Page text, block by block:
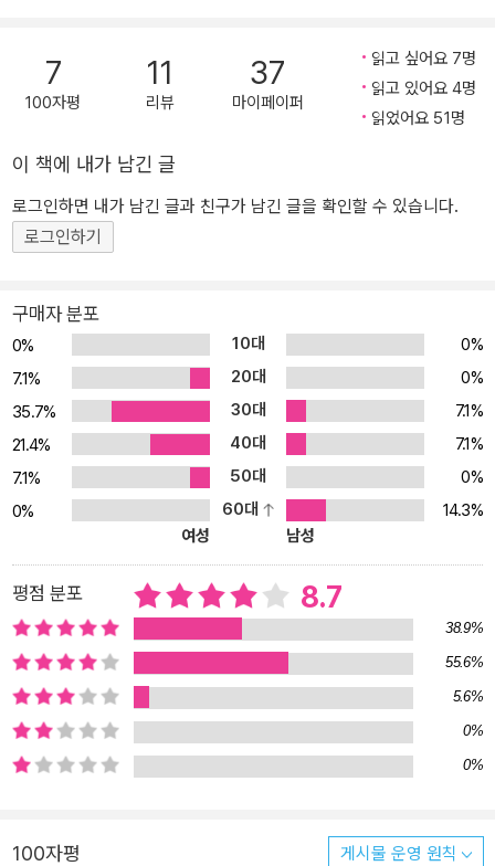
작되었고, 텔레비전 시리즈로도 끊임없이 제작되는 등 심농은 프랑스
는 물론이고 전 세계적으로 가장 사랑받는 작가로 우뚝 섰다. 대중적
인기를 얻었을 뿐만 아니라, 지드, 카뮈, 포크너, 헤밍웨이, 마르케스,
해밋 등 세계의 대작가들이 극찬한 작가이기도 하다. 평생 4백 편이
로잔에서 영면했다.
카뮈나 존 반빌과 같이 그의 직접적 영향을 고백한 작가는 물론이고
지드, 헤밍웨이, 엘리엇 같은 거장들, 마르케스, 세풀베다, 르카레 등
과 같이 현재 세계 문학계의 거목으로 꼽히는 작가들까지 수많은 이
들이 심농의 작품에 찬사를 보냈으며, 이는 그의 작품이 후대에 얼마
고 누군가는 발자크와 도스토옙스키, 디킨스를, 누군가는 에드거 앨
런 포의 면모를 본다. 장르 문학에 대한 평가에 인색한 프랑스 문학계
히 범죄와 그 해결만을 다루는 것이 아니라 범죄 아래에 깔려 있는 이
야기, 인간의 삶을 다루고 있기 때문이다. 범죄의 심리를 파고드는 극
도로 섬세한 심리 묘사와 사건이 벌어지는 배경의 농밀한 분위기 서
술, 짧고 단순하면서도 긴장감이 담긴 팽팽한 문체는 <인간의 삶>이
지닌 비극성을 그려 내는 가장 강력한 도구이다. 활발한 재평가 움직
임과 함께 새로운 시리즈로 재출간, 300편 이상의 영화로 끊임없이
재창조 그러한 심농의 작품 가운데 가장 큰 부분을 차지하는 것은 말
할 것도 없이 매그레 시리즈이다. 장편 75편, 단편 28편으로 총 100
편이 넘는 이 시리즈는 15편 이상의 극장 영화와 300편 이상의 TV
영화로 만들어졌으며, 그중 TV 영화는 1960년대부터 2000년대에
이르기까지 수없이 재창조되고 있다. 단 한 인물을 주인공으로 삼아 1
00편의 작품을 쓴다는 것도 유례를 찾아보기 힘든 일이지만, 그보다
더 어려운 것은 그 작품들이 큰 편차 없이 두루 인기를 얻는 일일 것이
다. 시대가 흘러감에 따라 매번 새로운 TV 영화로 제작된다는 것 역
시 그만큼 일정 부분 시청률이 확보되기에 가능하다. 그렇다면 과연
무엇이 사람들로 하여금 매그레를 읽고 또 읽게 하고, 그도 모자라 극
장과 텔레비전 화면에서도 보고 또 보게 하는 것일까? 그것은 바로 추
이 관심을 가진 것은 언제나 세상의 끝, 갈 데까지 가고 만 사람들, 궁
7
100자평
11
리뷰
37
마이페이퍼
읽고 싶어요 7명
읽고 있어요 4명
읽었어요 51명
이 책에 내가 남긴 글
로그인하면 내가 남긴 글과 친구가 남긴 글을 확인할 수 있습니다.
로그인하기
구매자 분포
0% 10대
0%
7.1%
20대
0%
35.7%
30대
7.1%
21.4%
40대
7.1%
7.1%
50대
0%
0%
60대
14.3%
여성
남성
평점 분포 8.7
38.9%
55.6%
5.6%
0%
0%
100자평 게시물 운영 원칙